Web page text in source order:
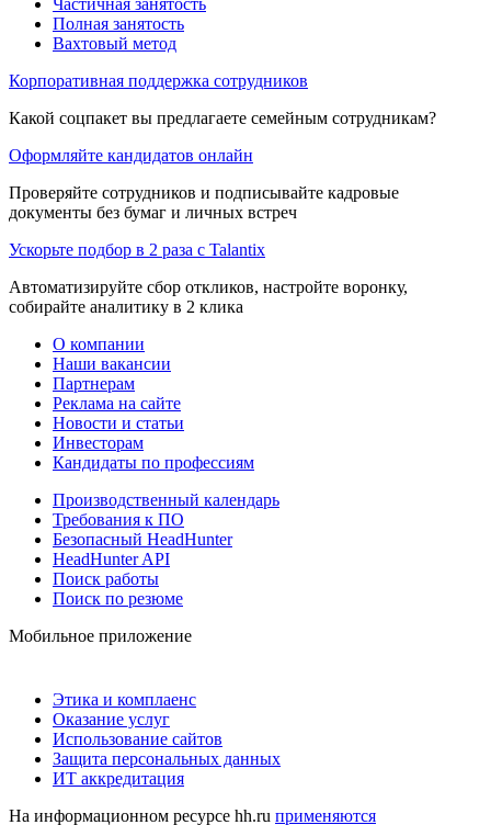
Полная занятость
Вахтовый метод
Корпоративная поддержка сотрудников
Какой соцпакет вы предлагаете семейным сотрудникам?
Оформляйте кандидатов онлайн
Проверяйте сотрудников и подписывайте кадровые
документы без бумаг и личных встреч
Ускорьте подбор в 2 раза с Talantix
Автоматизируйте сбор откликов, настройте воронку,
собирайте аналитику в 2 клика
О компании
Наши вакансии
Партнерам
Реклама на сайте
Новости и статьи
Инвесторам
Кандидаты по профессиям
Производственный календарь
Требования к ПО
Безопасный HeadHunter
HeadHunter API
Поиск работы
Поиск по резюме
Мобильное приложение
Этика и комплаенс
Оказание услуг
Использование сайтов
Защита персональных данных
ИТ аккредитация
На информационном ресурсе hh.ru применяются